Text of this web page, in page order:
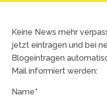
Keine News mehr
jetzt eintragen und bei
Blogeintragen
Mail informiert werden:
Name*